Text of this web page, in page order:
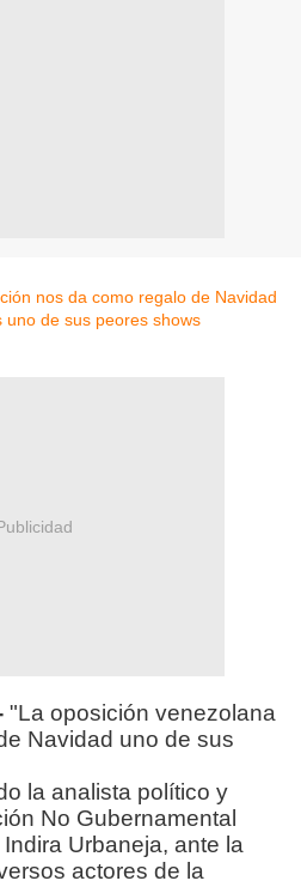
"La oposición venezolana
Navidad uno de sus
la analista político y
No Gubernamental
Urbaneja, ante la
actores de la